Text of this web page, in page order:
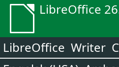
LibreOffice
LibreOffice Writer